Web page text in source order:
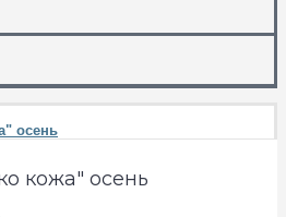
осень
кожа" осень